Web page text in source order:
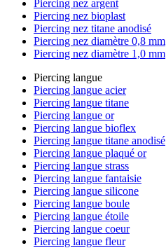
Piercing nez argent
Piercing nez bioplast
Piercing nez titane anodisé
Piercing nez diamètre 0,8 mm
Piercing nez diamètre 1,0 mm
Piercing langue
Piercing langue acier
Piercing langue titane
Piercing langue or
Piercing langue bioflex
Piercing langue titane anodisé
Piercing langue plaqué or
Piercing langue strass
Piercing langue fantaisie
Piercing langue silicone
Piercing langue boule
Piercing langue étoile
Piercing langue coeur
Piercing langue fleur